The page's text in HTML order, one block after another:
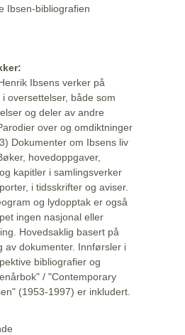
Ibsen-bibliografien
Ibsens verker på
oversettelser, både som
og deler av andre
over og omdiktninger
Dokumenter om Ibsens liv
hovedoppgaver,
kapitler i samlingsverker
i tidsskrifter og aviser.
og lydopptak er også
ingen nasjonal eller
Hovedsaklig basert på
av dokumenter. Innførsler i
bibliografier og
/ "Contemporary
(1953-1997) er inkludert.